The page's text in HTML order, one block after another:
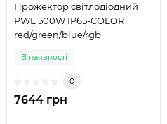
Прожектор світлодіодний
PWL 500W IP65-COLOR
red/green/blue/rgb
В наявності
0
7644 грн